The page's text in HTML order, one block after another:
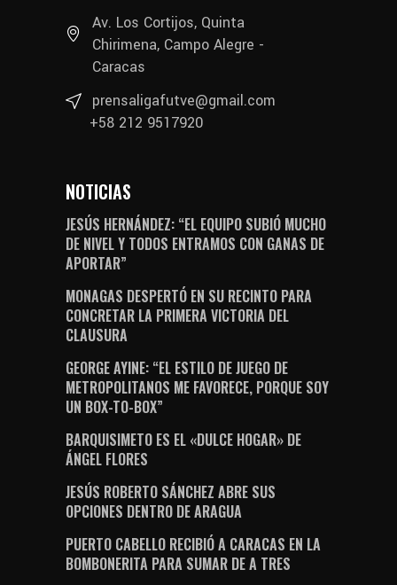
Av. Los Cortijos, Quinta
Chirimena, Campo Alegre -
Caracas
prensaligafutve@gmail.com
+58 212 9517920
NOTICIAS
JESÚS HERNÁNDEZ: “EL EQUIPO SUBIÓ MUCHO
DE NIVEL Y TODOS ENTRAMOS CON GANAS DE
APORTAR”
MONAGAS DESPERTÓ EN SU RECINTO PARA
CONCRETAR LA PRIMERA VICTORIA DEL
CLAUSURA
GEORGE AYINE: “EL ESTILO DE JUEGO DE
METROPOLITANOS ME FAVORECE, PORQUE SOY
UN BOX-TO-BOX”
BARQUISIMETO ES EL «DULCE HOGAR» DE
ÁNGEL FLORES
JESÚS ROBERTO SÁNCHEZ ABRE SUS
OPCIONES DENTRO DE ARAGUA
PUERTO CABELLO RECIBIÓ A CARACAS EN LA
BOMBONERITA PARA SUMAR DE A TRES